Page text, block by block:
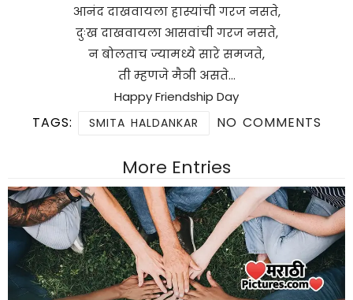
आनंद दाखवायला हास्यांची गरज नसते,
दुःख दाखवायला आसवांची गरज नसते,
न बोलताच ज्यामध्ये सारे समजते,
ती म्हणजे मैञी असते…
Happy Friendship Day
TAGS: SMITA HALDANKAR NO COMMENTS
More Entries